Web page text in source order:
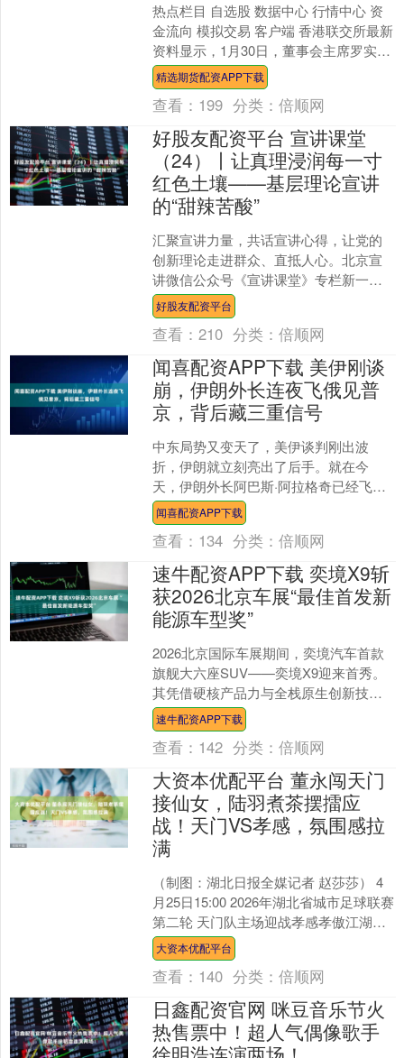
热点栏目 自选股 数据中心 行情中心 资
金流向 模拟交易 客户端 香港联交所最新
资料显示，1月30日，董事会主席罗实增
持天立国际控股（01773）30万股，每
股....
精选期货配资APP下载
查看： 199 分类：倍顺网
好股友配资平台 宣讲课堂
（24）丨让真理浸润每一寸
红色土壤——基层理论宣讲
的“甜辣苦酸”
汇聚宣讲力量，共话宣讲心得，让党的
创新理论走进群众、直抵人心。北京宣
讲微信公众号《宣讲课堂》专栏新一期
内容现已就绪，期待与您一同交流学
习。 我们将深耕理论宣讲的....
好股友配资平台
查看：210 分类：倍顺网
闻喜配资APP下载 美伊刚谈
崩，伊朗外长连夜飞俄见普
京，背后藏三重信号
中东局势又变天了，美伊谈判刚出波
折，伊朗就立刻亮出了后手。就在今
天，伊朗外长阿巴斯·阿拉格奇已经飞抵
俄罗斯圣彼得堡，计划直接和俄罗斯总
统普京举行会晤。这步棋走得....
闻喜配资APP下载
查看： 134 分类：倍顺网
速牛配资APP下载 奕境X9斩
获2026北京车展“最佳首发新
能源车型奖”
2026北京国际车展期间，奕境汽车首款
旗舰大六座SUV——奕境X9迎来首秀。
其凭借硬核产品力与全栈原生创新技
术，斩获2026未来汽车论坛暨北京车展
大奖颁奖盛典“....
速牛配资APP下载
查看： 142 分类：倍顺网
大资本优配平台 董永闯天门
接仙女，陆羽煮茶摆擂应
战！天门VS孝感，氛围感拉
满
（制图：湖北日报全媒记者 赵莎莎） 4
月25日15:00 2026年湖北省城市足球联赛
第二轮 天门队主场迎战孝感孝傲江湖队
天门队 孝感孝傲江湖队 这场承载着双....
大资本优配平台
查看： 140 分类：倍顺网
日鑫配资官网 咪豆音乐节火
热售票中！超人气偶像歌手